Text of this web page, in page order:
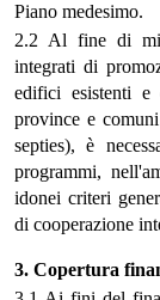
Piano medesimo.
2.2 Al fine di
integrati di
edifici esistenti e
province e
septies), è
programmi,
idonei criteri
di cooperazione
3. Copertura